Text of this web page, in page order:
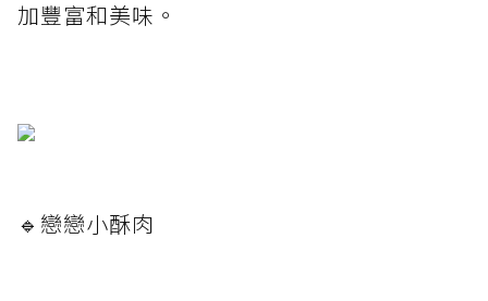
加豐富和美味。
🔹戀戀小酥肉